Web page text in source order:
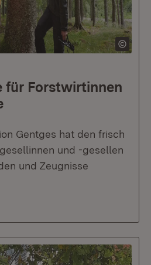
für Forstwirtinnen
Gentges hat den frisch
und -gesellen
und Zeugnisse